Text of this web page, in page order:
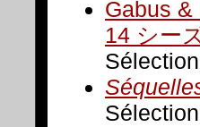
Gabus &
14 シー